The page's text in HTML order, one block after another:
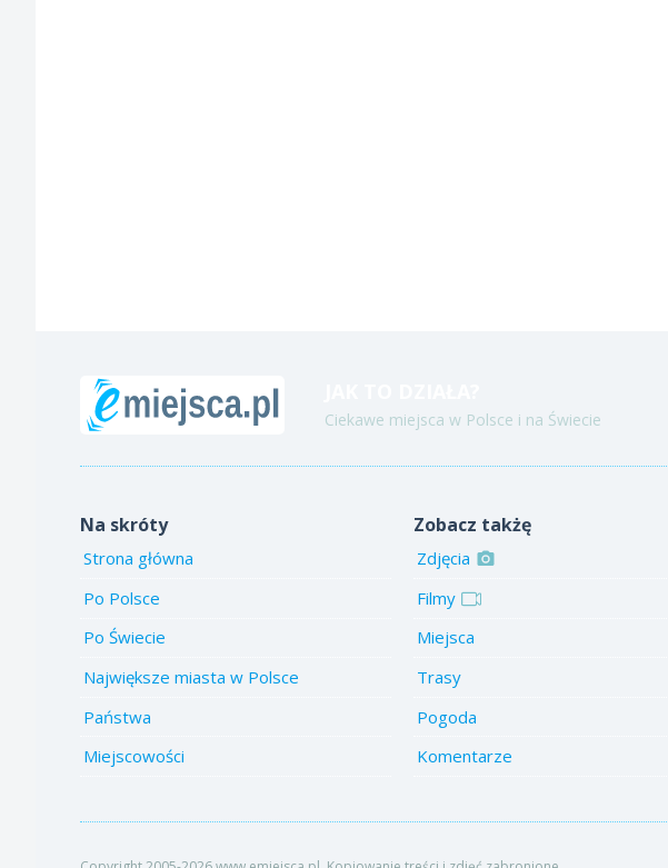
Ciekawe miejsca w Polsce i na Świecie
Na skróty
Strona główna
Po Polsce
Po Świecie
Największe miasta w Polsce
Państwa
Miejscowości
Zobacz takżę
Zdjęcia
Filmy
Miejsca
Trasy
Pogoda
Komentarze